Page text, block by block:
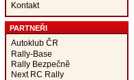
Kontakt
PARTNEŘI
Autoklub ČR
Rally-Base
Rally Bezpečně
Next RC Rally